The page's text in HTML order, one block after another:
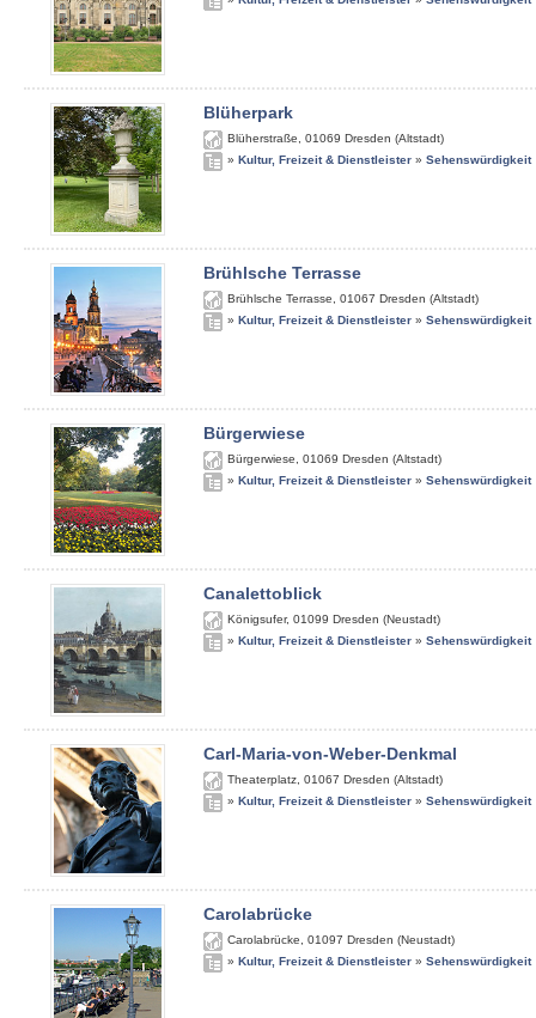
Blüherpark
Blüherstraße 01069 Dresden (Altstadt)
» Kultur, Freizeit & Dienstleister » Sehenswürdigkeit
Brühlsche Terrasse
Brühlsche Terrasse 01067 Dresden (Altstadt)
» Kultur, Freizeit & Dienstleister » Sehenswürdigkeit
Bürgerwiese
Bürgerwiese 01069 Dresden (Altstadt)
» Kultur, Freizeit & Dienstleister » Sehenswürdigkeit
Canalettoblick
Königsufer, 01099 Dresden (Neustadt)
» Kultur, Freizeit & Dienstleister » Sehenswürdigkeit
Carl-Maria-von-Weber-Denkmal
Theaterplatz 01067 Dresden (Altstadt)
» Kultur, Freizeit & Dienstleister » Sehenswürdigkeit
Carolabrücke
Carolabrücke 01097 Dresden (Neustadt)
» Kultur, Freizeit & Dienstleister » Sehenswürdigkeit